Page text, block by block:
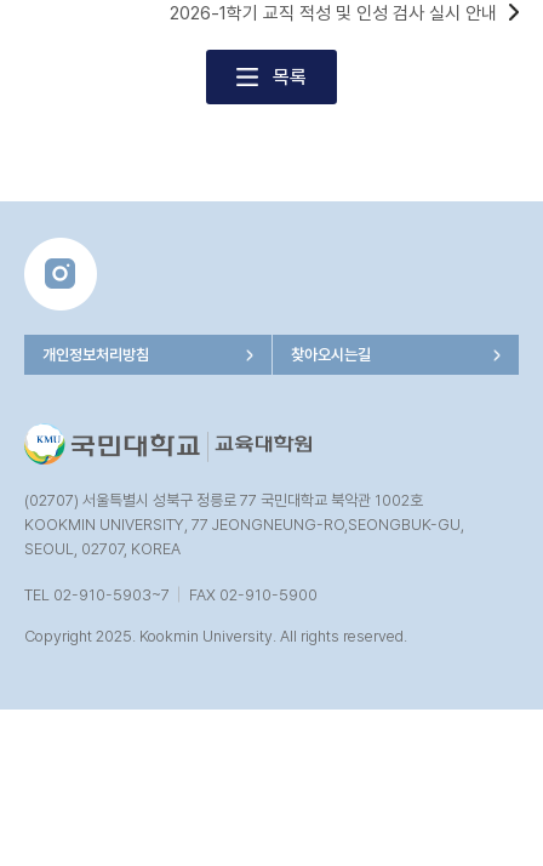
목록
2026-1학기 교직 적성 및 인성 검사 실시 안내
(02707) 서울특별시 성북구 정릉로 77 국민대학교 북악관 1002호
KOOKMIN UNIVERSITY, 77 JEONGNEUNG-RO,SEONGBUK-GU,
SEOUL, 02707, KOREA
TEL 02-910-5903~7 FAX 02-910-5900
Copyright 2025. Kookmin University. All rights reserved.
개인정보처리방침 찾아오시는길